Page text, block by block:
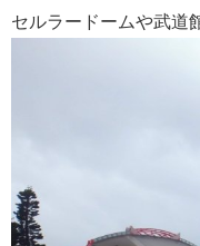
セルラードームや武道